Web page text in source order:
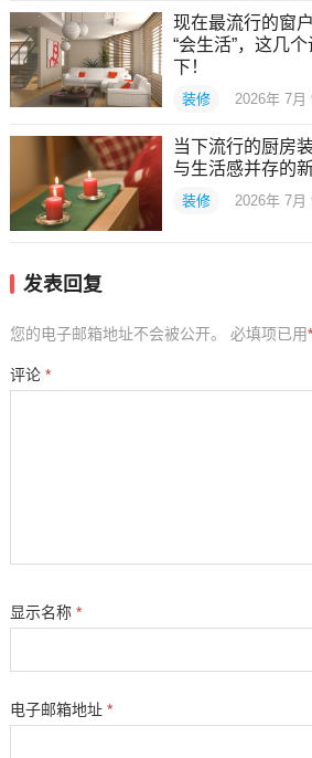
现在最流行的窗
“会生活”，这几
下！
装修 2026年 7月
当下流行的厨房
与生活感并存的
装修 2026年 7月
发表回复
您的电子邮箱地址不会被公开。 必填项已用*
评论 *
显示名称 *
电子邮箱地址 *